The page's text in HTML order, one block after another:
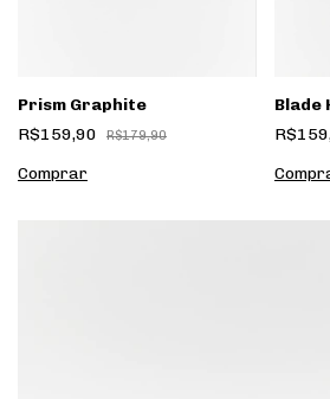
Prism Graphite
R$159,90
R$179,90
Blade